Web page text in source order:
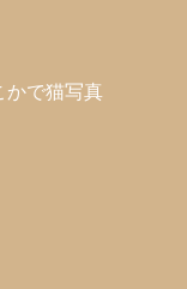
かで猫写真